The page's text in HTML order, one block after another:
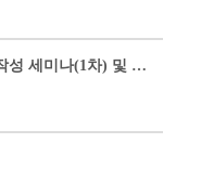
20230730 예비 연구자를 위한 논문작성 세미나(1차) 및 소논문발표회(1차)